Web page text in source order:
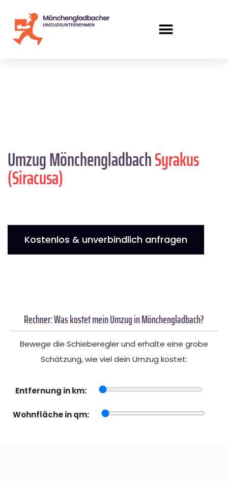
Umzug MönchengladbachSyrakus
(Siracusa)
Kostenlos & unverbindlich anfragen
Rechner: Was kostet mein Umzug in Mönchengladbach?
Bewege die Schieberegler und erhalte eine grobe
Schätzung, wie viel dein Umzug kostet:
Entfernung in km:
Wohnfläche in qm: